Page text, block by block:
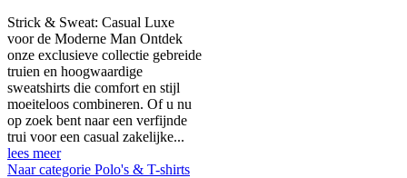
Strick & Sweat: Casual Luxe
voor de Moderne Man Ontdek
onze exclusieve collectie gebreide
truien en hoogwaardige
sweatshirts die comfort en stijl
moeiteloos combineren. Of u nu
op zoek bent naar een verfijnde
trui voor een casual zakelijke...
lees meer
Naar categorie Polo's & T-shirts